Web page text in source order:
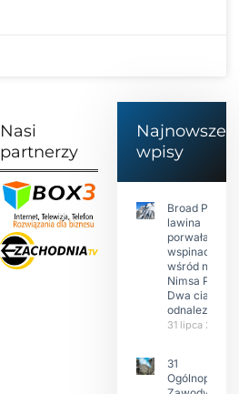
Nasi
partnerzy
Najnowsze
wpisy
Broad Peak:
lawina
porwała 10
wspinaczy,
wśród nich
Nimsa Purję.
Dwa ciała
odnalezione.
31 lipca 2026
31
Ogólnopolskie